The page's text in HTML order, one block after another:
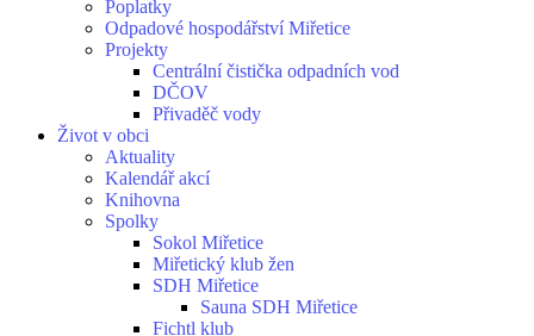
Poplatky
Odpadové hospodářství Miřetice
Projekty
Centrální čistička odpadních vod
DČOV
Přivaděč vody
Život v obci
Aktuality
Kalendář akcí
Knihovna
Spolky
Sokol Miřetice
Miřetický klub žen
SDH Miřetice
Sauna SDH Miřetice
Fichtl klub